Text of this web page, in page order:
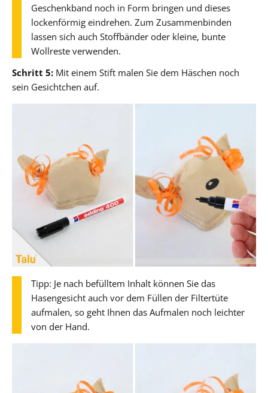
Geschenkband noch in Form bringen und dieses
lockenförmig eindrehen. Zum Zusammenbinden
lassen sich auch Stoffbänder oder kleine, bunte
Wollreste verwenden.
Schritt 5: Mit einem Stift malen Sie dem Häschen noch
sein Gesichtchen auf.
Tipp: Je nach befülltem Inhalt können Sie das
Hasengesicht auch vor dem Füllen der Filtertüte
aufmalen, so geht Ihnen das Aufmalen noch leichter
von der Hand.